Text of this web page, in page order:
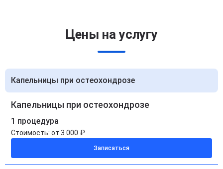
Цены на услугу
Капельницы при остеохондрозе
Капельницы при остеохондрозе
1 процедура
Стоимость: от 3 000 ₽
Записаться